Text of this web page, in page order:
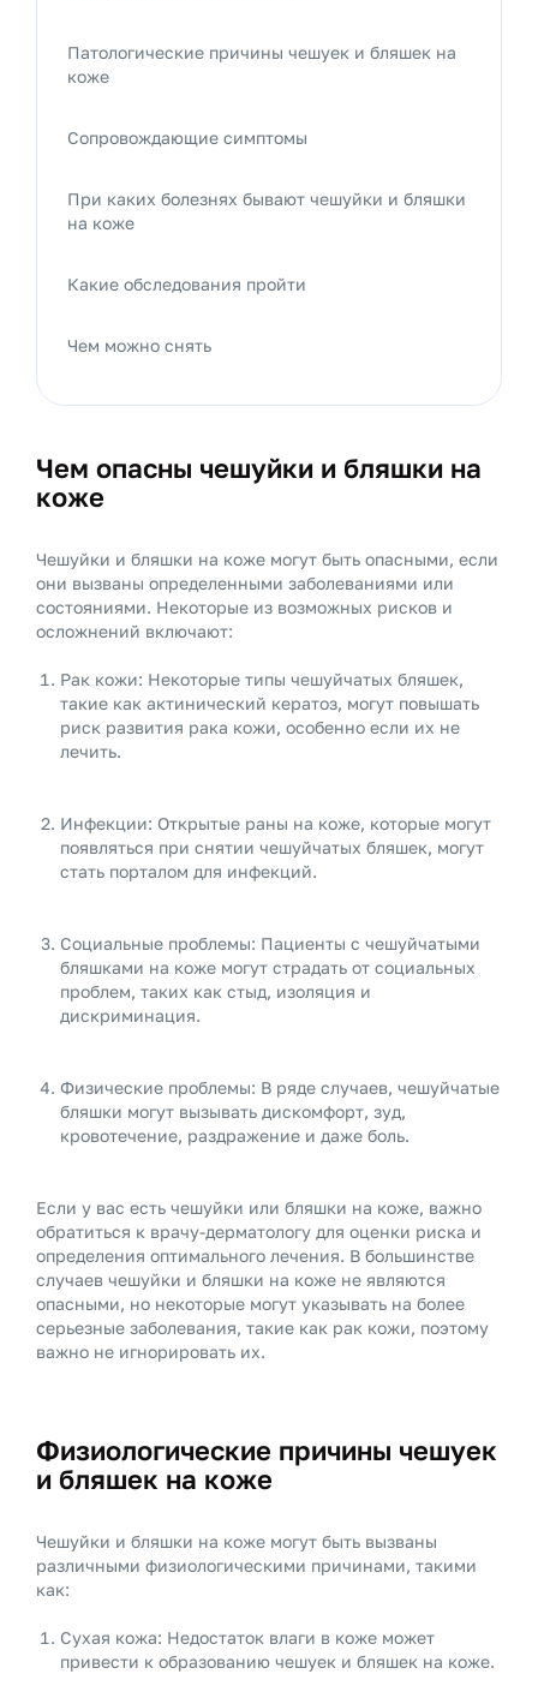
Чем опасны чешуйки и бляшки на
коже
Чешуйки и бляшки на коже могут быть опасными, если
они вызваны определенными заболеваниями или
состояниями. Некоторые из возможных рисков и
осложнений включают:
Рак кожи: Некоторые типы чешуйчатых бляшек,
такие как актинический кератоз, могут повышать
риск развития рака кожи, особенно если их не
лечить.
Инфекции: Открытые раны на коже, которые могут
появляться при снятии чешуйчатых бляшек, могут
стать порталом для инфекций.
Социальные проблемы: Пациенты с чешуйчатыми
бляшками на коже могут страдать от социальных
проблем, таких как стыд, изоляция и
дискриминация.
Физические проблемы: В ряде случаев, чешуйчатые
бляшки могут вызывать дискомфорт, зуд,
кровотечение, раздражение и даже боль.
Если у вас есть чешуйки или бляшки на коже, важно
обратиться к врачу-дерматологу для оценки риска и
определения оптимального лечения. В большинстве
случаев чешуйки и бляшки на коже не являются
опасными, но некоторые могут указывать на более
серьезные заболевания, такие как рак кожи, поэтому
важно не игнорировать их.
Физиологические причины чешуек
и бляшек на коже
Чешуйки и бляшки на коже могут быть вызваны
различными физиологическими причинами, такими
как:
Сухая кожа: Недостаток влаги в коже может
привести к образованию чешуек и бляшек на коже.
Патологические причины чешуек и бляшек на
коже
Сопровождающие симптомы
При каких болезнях бывают чешуйки и бляшки
на коже
Какие обследования пройти
Чем можно снять